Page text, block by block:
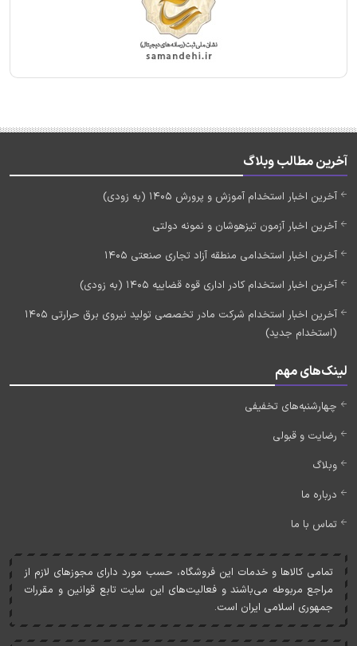
آخرین مطالب وبلاگ
آخرین اخبار استخدام آموزش و پرورش 1405 (به زودی)
آخرین اخبار آزمون تیزهوشان و نمونه دولتی
آخرین اخبار استخدامی منطقه آزاد تجاری صنعتی 1405
آخرین اخبار استخدام کادر اداری قوه قضاییه 1405 (به زودی)
آخرین اخبار استخدام شرکت مادر تخصصی تولید نیروی برق حرارتی 1405
(استخدام جدید)
لینک‌های مهم
چهارشنبه‌های تخفیفی
رضایت و قبولی
وبلاگ
درباره ما
تماس با ما
تمامی کالاها و خدمات اين فروشگاه، حسب مورد دارای مجوزهای لازم از
مراجع مربوطه می‌باشند و فعاليت‌های اين سايت تابع قوانين و مقررات
جمهوری اسلامی ايران است.